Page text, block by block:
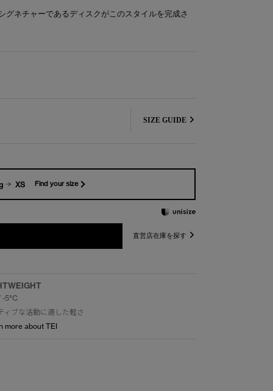
ネチャーであるディスクがこのスタイルを完成さ
SIZE GUIDE
XS Find your size
直営店在庫を探す
-5°C
ィブな活動に適した軽さ
more about TEI